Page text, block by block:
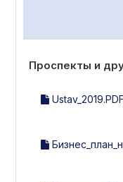
Проспекты и
Ustav_2019.PDF